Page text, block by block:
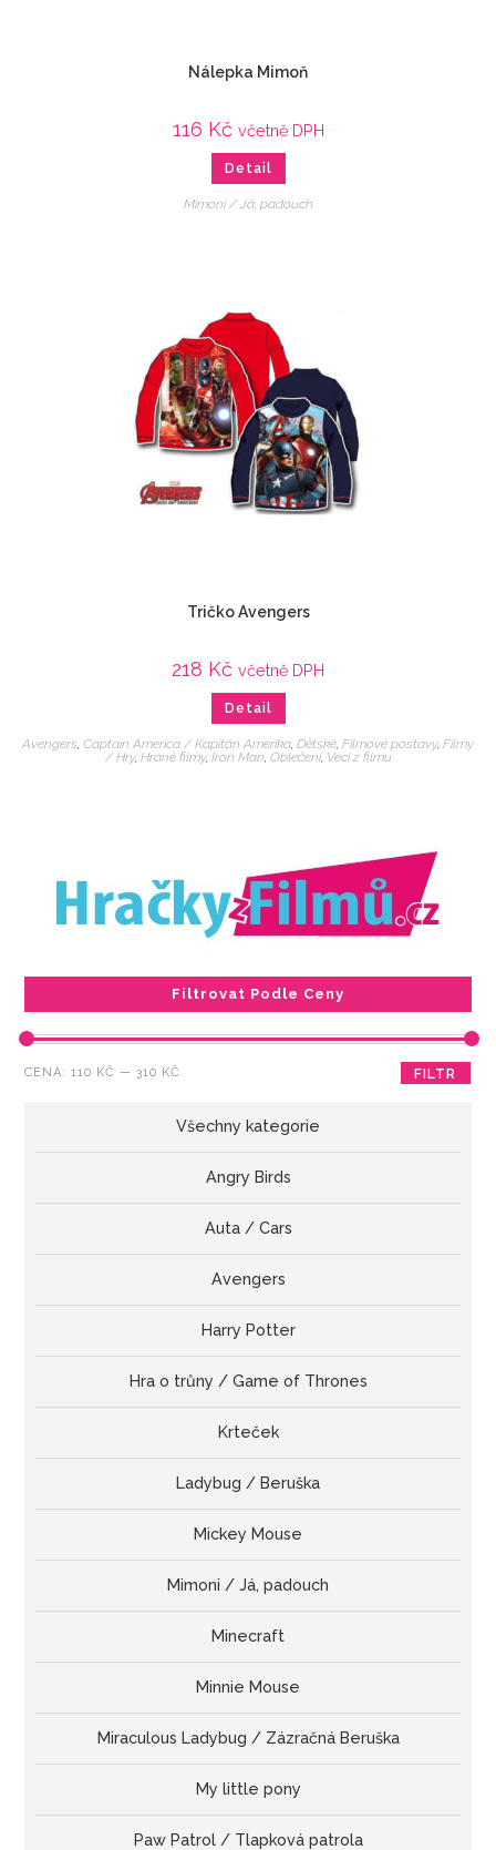
Nálepka Mimoň
116 Kč včetně DPH
Detail
Mimoni / Já, padouch
Tričko Avengers
218 Kč včetně DPH
Detail
Avengers, Captain America / Kapitán Amerika, Dětské, Filmové postavy, Filmy
/ Hry, Hrané filmy, Iron Man, Oblečení, Veci z filmu
Filtrovat Podle Ceny
Minimální
Maximální
FILTR
CENA:110 KČ —310 KČ
Všechny kategorie
Angry Birds
Auta / Cars
Avengers
Harry Potter
Hra o trůny / Game of Thrones
Krteček
Ladybug / Beruška
Mickey Mouse
Mimoni / Já, padouch
Minecraft
Minnie Mouse
Miraculous Ladybug / Zázračná Beruška
My little pony
Paw Patrol / Tlapková patrola